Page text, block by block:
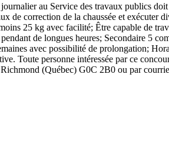
au Service des travaux publics doit
de correction de la chaussée et
25 kg avec facilité; Être capable de
de longues heures; Secondaire
avec possibilité de prolongation;
Toute personne intéressée par ce
(Québec) G0C 2B0 ou par